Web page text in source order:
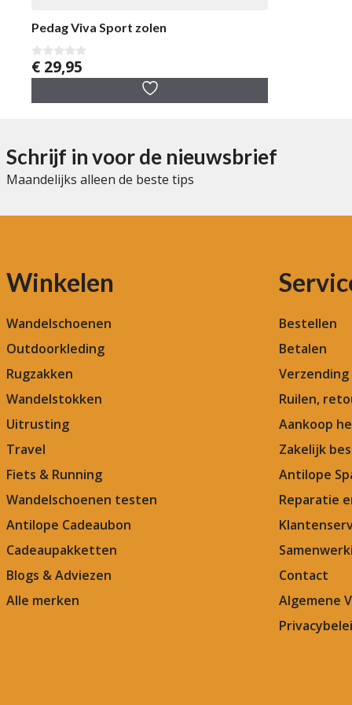
Pedag Viva Sport zolen
0
v
5
€ 29,95
Schrijf in voor de nieuwsbrief
Maandelijks alleen de beste tips
Winkelen
Wandelschoenen
Outdoorkleding
Rugzakken
Wandelstokken
Uitrusting
Travel
Fiets & Running
Wandelschoenen testen
Antilope Cadeaubon
Cadeaupakketten
Blogs & Adviezen
Alle merken
Bestellen
Betalen
Verzending
Ruilen,
Aankoop
Zakelijk
Antilope
Reparatie
Contact
Algemene